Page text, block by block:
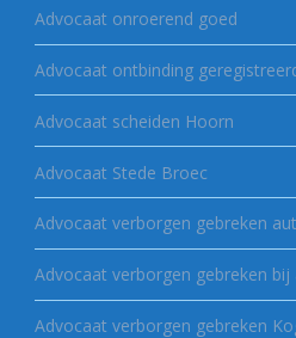
Advocaat onroerend goed
Advocaat ontbinding
Advocaat scheiden Hoorn
Advocaat Stede Broec
Advocaat verborgen gebreken
Advocaat verborgen gebreken
Advocaat verborgen gebreken